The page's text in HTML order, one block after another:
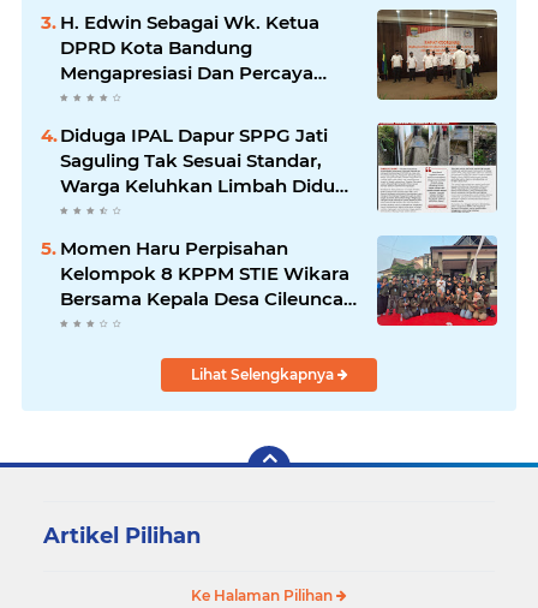
H. Edwin Sebagai Wk. Ketua
DPRD Kota Bandung
Mengapresiasi Dan Percaya
Penuh Kepada Kepemimpinan
Lpm Kota Bandung Periode
2021-2026
Diduga IPAL Dapur SPPG Jati
Saguling Tak Sesuai Standar,
Warga Keluhkan Limbah Diduga
Mengalir ke Sungai
Momen Haru Perpisahan
Kelompok 8 KPPM STIE Wikara
Bersama Kepala Desa Cileunca
di Kecamatan Bojong
Lihat Selengkapnya
Artikel Pilihan
Ke Halaman Pilihan